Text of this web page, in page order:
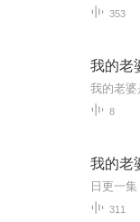
353
我的老
8
我的老
311